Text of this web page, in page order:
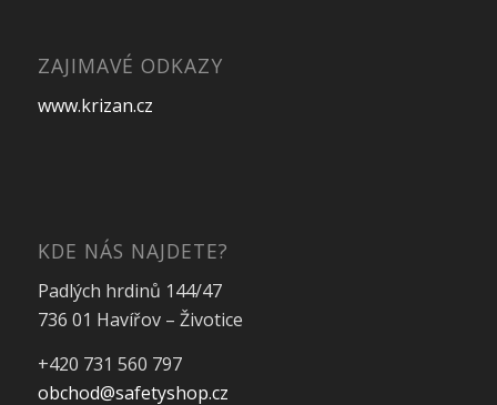
ZAJIMAVÉ ODKAZY
www.krizan.cz
KDE NÁS NAJDETE?
Padlých hrdinů 144/47
736 01 Havířov – Životice
+420 731 560 797
obchod@safetyshop.cz